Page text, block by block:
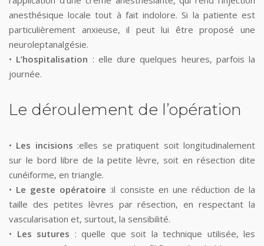
anesthésique locale tout à fait indolore. Si la patiente est
particulièrement anxieuse, il peut lui être proposé une
neuroleptanalgésie.
• L’hospitalisation : elle dure quelques heures, parfois la
journée.
Le déroulement de l’opération
• Les incisions :elles se pratiquent soit longitudinalement
sur le bord libre de la petite lèvre, soit en résection dite
cunéiforme, en triangle.
• Le geste opératoire :il consiste en une réduction de la
taille des petites lèvres par résection, en respectant la
vascularisation et, surtout, la sensibilité.
• Les sutures : quelle que soit la technique utilisée, les